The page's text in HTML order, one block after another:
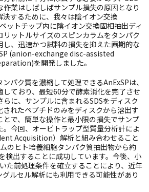
業はしばしばサンプル損失の原因となり
決するために、我々は陰イオン交換
ットチップ内に陰イオン交換固相抽出ディ
リットルサイズのスピンカラムをタンパク
、迅速かつ試料の損失を抑えた画期的な
(anion-exchange disc-assisted
を開発しました。
パク質を濃縮して処理できるAnExSPは、
ており、最短60分で酵素消化を完了させ
に、サンプルに含まれるSDSをディスク
れたペプチドのみをディスクから溶出す
とで、簡単な操作と最小限の損失でサンプ
。今回、オービトラップ型質量分析計によ
Acquisition）解析と組み合わせること
のヒト培養細胞タンパク質抽出物から約
検出することに成功しています。今後、小
た前処理条件を確立することにより、近年
ルセル解析にも利用できる可能性があり